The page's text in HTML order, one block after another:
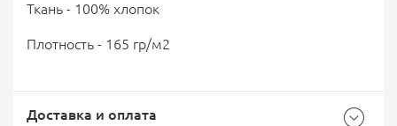
Ткань - 100% хлопок
Плотность - 165 гр/м2
Доставка и оплата